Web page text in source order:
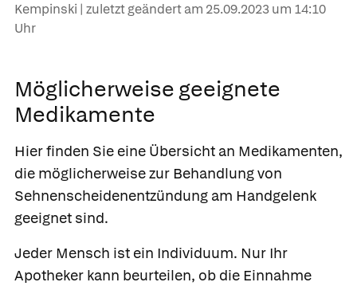
Kempinski | zuletzt geändert am 25.09.2023 um 14:10
Uhr
Möglicherweise geeignete
Medikamente
Hier finden Sie eine Übersicht an Medikamenten,
die möglicherweise zur Behandlung von
Sehnenscheidenentzündung am Handgelenk
geeignet sind.
Jeder Mensch ist ein Individuum. Nur Ihr
Apotheker kann beurteilen, ob die Einnahme